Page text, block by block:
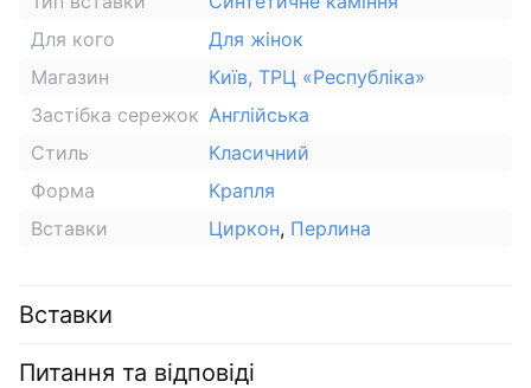
Для кого
Для жінок
Магазин
Київ, ТРЦ «Республіка»
Застібка сережок Англійська
Стиль
Класичний
Форма
Крапля
Вставки
Циркон, Перлина
Вставки
Питання та відповіді